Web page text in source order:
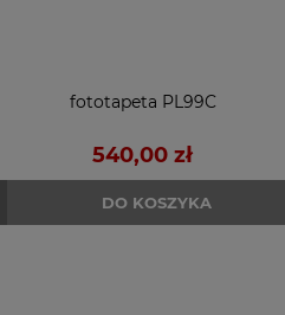
fototapeta PL99C
540,00 zł
DO KOSZYKA